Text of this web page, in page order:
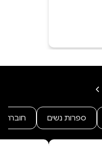
ספרות נשים חוברת